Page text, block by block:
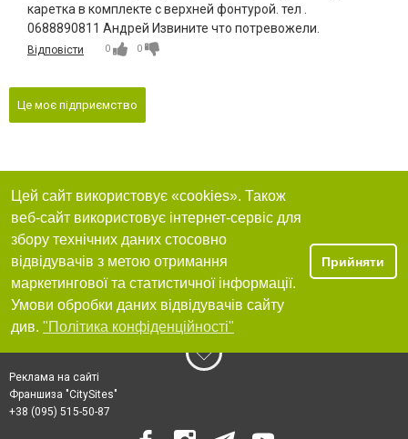
каретка в комплекте с верхней фонтурой. тел .
0688890811 Андрей Извините что потревожели.
Відповісти 0 0
Це моє підприємство
Цей сайт використовує «cookies». Також
веб-сайт використовує інтернет-сервіс для
збору технічних даних стосовно
відвідувачів з метою отримання
маркетингової та статистичної інформації.
Умови обробки даних відвідувачів сайту
див. "Політика конфіденційності"
Прийняти
Реклама на сайті
Франшиза "CitySites"
+38 (095) 515-50-87